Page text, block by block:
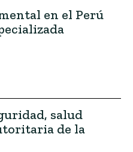
en el Perú
salud
de la